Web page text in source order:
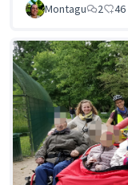
Montagu
2 46